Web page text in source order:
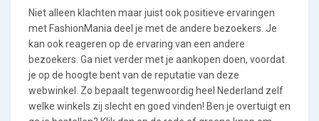
Niet alleen klachten maar juist ook positieve ervaringen
met FashionMania deel je met de andere bezoekers. Je
kan ook reageren op de ervaring van een andere
bezoekers. Ga niet verder met je aankopen doen, voordat
je op de hoogte bent van de reputatie van deze
webwinkel. Zo bepaalt tegenwoordig heel Nederland zelf
welke winkels zij slecht en goed vinden! Ben je overtuigt en